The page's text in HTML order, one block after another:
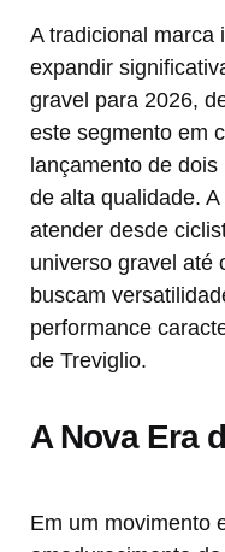
A tradicional marca
expandir
gravel para 2026,
este segmento em
lançamento de
de alta qualidade.
atender desde
universo gravel até
buscam
performance
de Treviglio.
A Nova Era
Em um movimento